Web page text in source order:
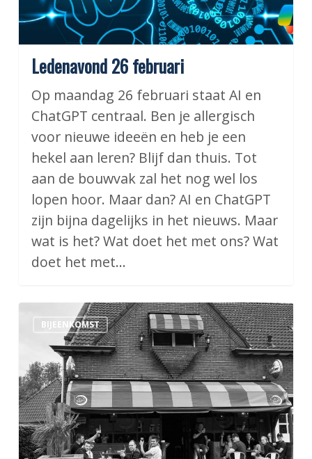
Ledenavond 26 februari
Op maandag 26 februari staat AI en
ChatGPT centraal. Ben je allergisch
voor nieuwe ideeën en heb je een
hekel aan leren? Blijf dan thuis. Tot
aan de bouwvak zal het nog wel los
lopen hoor. Maar dan? AI en ChatGPT
zijn bijna dagelijks in het nieuws. Maar
wat is het? Wat doet het met ons? Wat
doet het met…
Eindejaarsborrel
december
BIJEENKOMST